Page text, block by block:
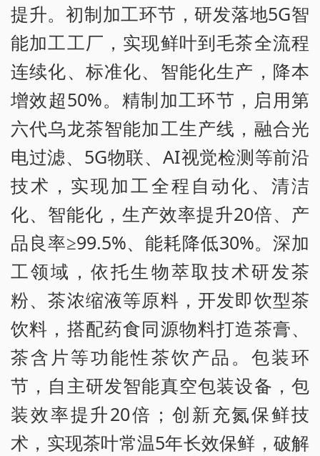
提升。初制加工环节，研发落地5G智
能加工工厂，实现鲜叶到毛茶全流程
连续化、标准化、智能化生产，降本
增效超50%。精制加工环节，启用第
六代乌龙茶智能加工生产线，融合光
电过滤、5G物联、AI视觉检测等前沿
技术，实现加工全程自动化、清洁
化、智能化，生产效率提升20倍、产
品良率≥99.5%、能耗降低30%。深加
工领域，依托生物萃取技术研发茶
粉、茶浓缩液等原料，开发即饮型茶
饮料，搭配药食同源物料打造茶膏、
茶含片等功能性茶饮产品。包装环
节，自主研发智能真空包装设备，包
装效率提升20倍；创新充氮保鲜技
术，实现茶叶常温5年长效保鲜，破解